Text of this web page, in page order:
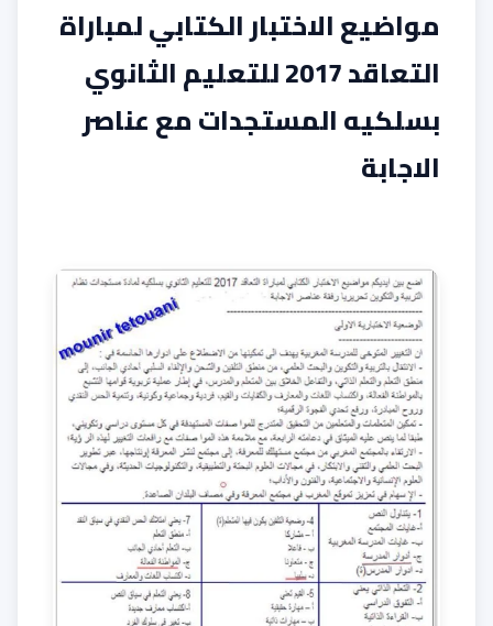
مواضيع الاختبار الكتابي لمباراة
التعاقد 2017 للتعليم الثانوي
بسلكيه المستجدات مع عناصر
الاجابة